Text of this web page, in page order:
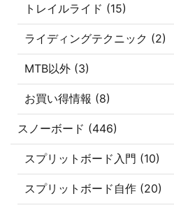
トレイルライド (15)
ライディングテクニック (2)
MTB以外 (3)
お買い得情報 (8)
スノーボード (446)
スプリットボード入門 (10)
スプリットボード自作 (20)